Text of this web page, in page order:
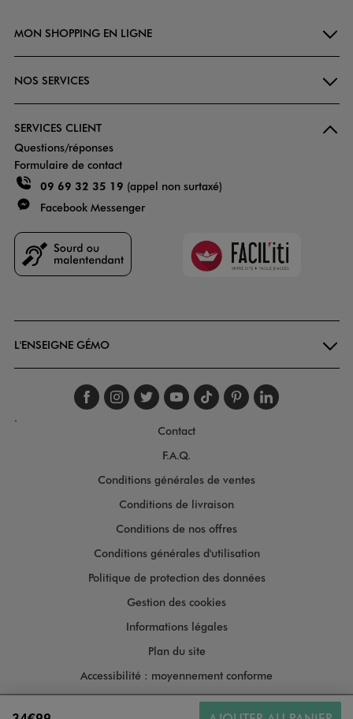
MON SHOPPING EN LIGNE
NOS SERVICES
SERVICES CLIENT
Questions/réponses
Formulaire de contact
09 69 32 35 19 (appel non surtaxé)
Facebook Messenger
Faciliti
L'ENSEIGNE GÉMO
Suivez-nous sur
Suivez-nous sur
Suivez-nous sur
Suivez-nous
Suivez-nous
Suivez-
.
Contact
F.A.Q.
Conditions générales de ventes
Conditions de livraison
Conditions de nos offres
Conditions générales d'utilisation
Politique de protection des données
Gestion des cookies
Informations légales
Plan du site
Accessibilité : moyennement conforme